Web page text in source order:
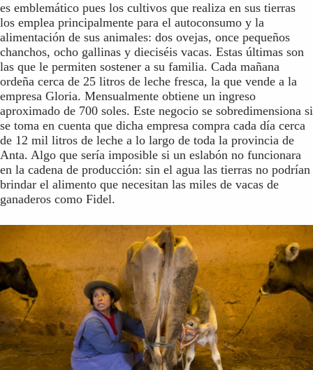
es emblemático pues los cultivos que realiza en sus tierras
los emplea principalmente para el autoconsumo y la
alimentación de sus animales: dos ovejas, once pequeños
chanchos, ocho gallinas y dieciséis vacas. Estas últimas son
las que le permiten sostener a su familia. Cada mañana
ordeña cerca de 25 litros de leche fresca, la que vende a la
empresa Gloria. Mensualmente obtiene un ingreso
aproximado de 700 soles. Este negocio se sobredimensiona si
se toma en cuenta que dicha empresa compra cada día cerca
de 12 mil litros de leche a lo largo de toda la provincia de
Anta. Algo que sería imposible si un eslabón no funcionara
en la cadena de producción: sin el agua las tierras no podrían
brindar el alimento que necesitan las miles de vacas de
ganaderos como Fidel.